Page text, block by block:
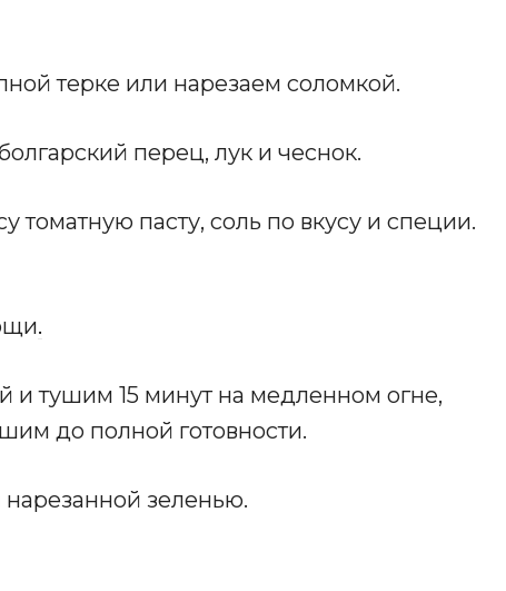
терке или нарезаем соломкой.
перец, лук и чеснок.
томатную пасту, соль по вкусу и специи.
.
и тушим 15 минут на медленном огне,
до полной готовности.
зеленью.